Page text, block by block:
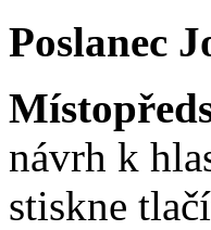
Poslanec
návrh k
stiskne